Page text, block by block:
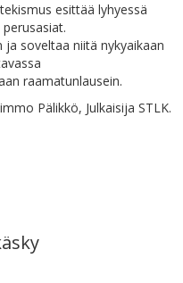
esittää lyhyessä
soveltaa niitä nykyaikaan
raamatunlausein.
Pälikkö, Julkaisija STLK.